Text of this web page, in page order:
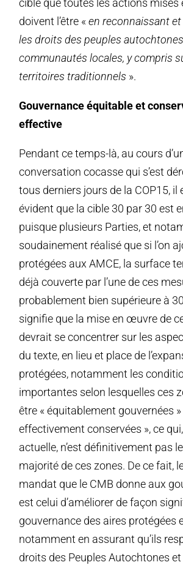
cible que toutes les actions mises
doivent l’être «en reconnaissant
les droits des peuples
communautés locales, y compris
territoires traditionnels ».
Gouvernance équitable et
effective
Pendant ce temps-là, au cours
conversation cocasse qui s’est
tous derniers jours de la COP15, il
évident que la cible 30 par 30 est
puisque plusieurs Parties, et
soudainement réalisé que si l’on
protégées aux AMCE, la surface
déjà couverte par l’une de ces
probablement bien supérieure à
signifie que la mise en œuvre de
devrait se concentrer sur les
du texte, en lieu et place de
protégées, notamment les
importantes selon lesquelles ces
être « équitablement gouvernées »
effectivement conservées », ce qui,
actuelle, n’est définitivement pas
majorité de ces zones. De ce fait,
mandat que le CMB donne aux
est celui d’améliorer de façon
gouvernance des aires protégées
notamment en assurant qu’ils
droits des Peuples Autochtones et